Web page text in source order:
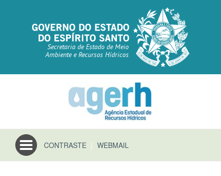
Secretaria de Estado de Meio
Ambiente e Recursos Hídricos
Toggle
navigation
CONTRASTE | WEBMAIL